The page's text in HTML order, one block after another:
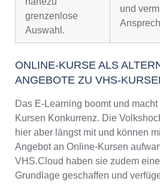
grenzenlose
Auswahl.
und
ONLINE-KURSE ALS
ANGEBOTE ZU VHS-
Das E-Learning boomt und
Kursen Konkurrenz. Die
hier aber längst mit und können
Angebot an Online-Kursen
VHS.Cloud haben sie zudem
Grundlage geschaffen und